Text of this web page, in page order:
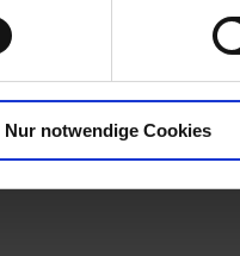
Nur notwendige Cookies